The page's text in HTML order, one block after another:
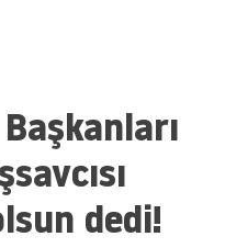
Nevşehir
Niğde
Ordudedi!